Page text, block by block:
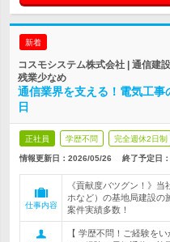
新着
コスモシステム株式会社 | 通信
残業少なめ
通信業界を支える！電気工
日
正社員 学歴不問 完全週休2日制
情報更新日：2026/05/26 終了予定日：
仕事内容
《貢献度バツグン！》
ホなど）の基地局建設
案件実績多数！
【 学歴不問！ご経験を